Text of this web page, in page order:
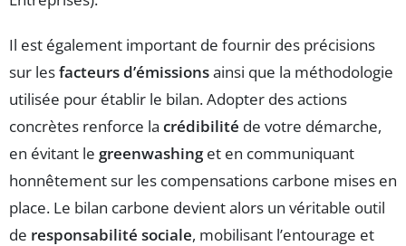
Il est également important de fournir des précisions
sur lesfacteurs d’émissionsainsi que la méthodologie
utilisée pour établir le bilan. Adopter des actions
concrètes renforce la crédibilité de votre démarche,
en évitant le greenwashinget en communiquant
honnêtement sur les compensations carbone mises en
place. Le bilan carbone devient alors un véritable outil
de responsabilité sociale, mobilisant l’entourage et